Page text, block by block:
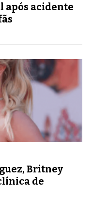
após acidente
Britney
de